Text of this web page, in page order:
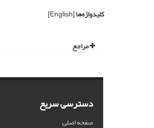
کلیدواژه‌ها[English]
مراجع
دسترسی سریع
صفحه اصلی